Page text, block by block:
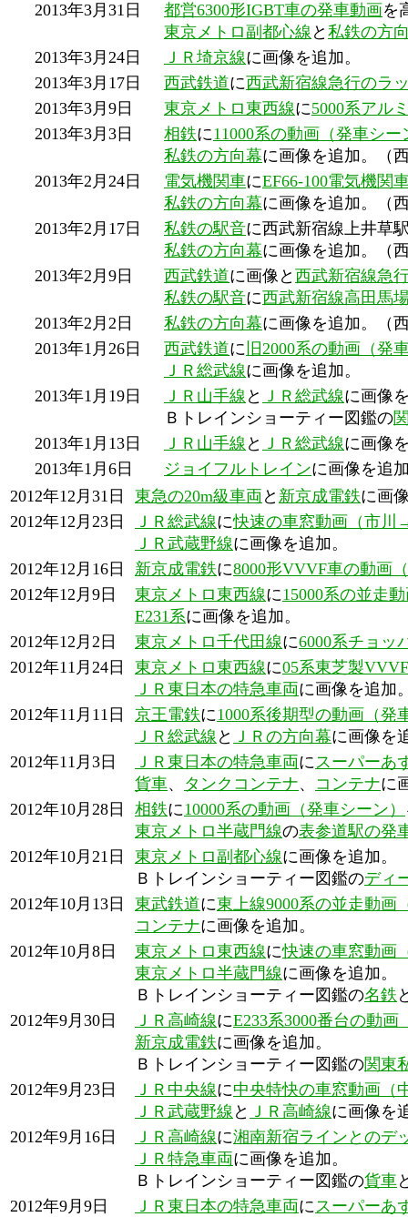
2013年3月31日
都営6300形IGBT車の発車動画を
東京メトロ副都心線 と 私鉄の方
2013年3月24日
ＪＲ埼京線に画像を追加。
2013年3月17日
西武鉄道に西武新宿線急行のラ
2013年3月9日
東京メトロ東西線に5000系アル
2013年3月3日
相鉄に11000系の動画（発車シー
私鉄の方向幕に画像を追加。（
2013年2月24日
電気機関車にEF66-100電気機関
私鉄の方向幕に画像を追加。（
2013年2月17日
私鉄の駅音に西武新宿線上井草
私鉄の方向幕に画像を追加。（
2013年2月9日
西武鉄道に画像と 西武新宿線急
私鉄の駅音に西武新宿線高田馬
2013年2月2日
私鉄の方向幕に画像を追加。（
2013年1月26日
西武鉄道に 旧2000系の動画（発
ＪＲ総武線に画像を追加。
2013年1月19日
ＪＲ山手線 と ＪＲ総武線に画像
Ｂトレインショーティー図鑑の
2013年1月13日
ＪＲ山手線 と ＪＲ総武線に画像
2013年1月6日
ジョイフルトレインに画像を追
2012年12月31日
東急の20m級車両 と 新京成電鉄に画
2012年12月23日
ＪＲ総武線に快速の車窓動画（市川
ＪＲ武蔵野線に画像を追加。
2012年12月16日
新京成電鉄に8000形VVVF車の動画
2012年12月9日
東京メトロ東西線に15000系の並走
E231系に画像を追加。
2012年12月2日
東京メトロ千代田線に6000系チョッ
2012年11月24日
東京メトロ東西線に05系東芝製
ＪＲ東日本の特急車両に画像を追加
2012年11月11日
京王電鉄に1000系後期型の動画（発
ＪＲ総武線 と ＪＲの方向幕に画像を
2012年11月3日
ＪＲ東日本の特急車両にスーパーあ
貨車、 タンクコンテナ、 コンテナに
2012年10月28日
相鉄に10000系の動画（発車シーン）
東京メトロ半蔵門線の表参道駅の発
2012年10月21日
東京メトロ副都心線に画像を追加。
Ｂトレインショーティー図鑑のディ
2012年10月13日
東武鉄道に東上線9000系の並走動
コンテナに画像を追加。
2012年10月8日
東京メトロ東西線に快速の車窓動画
東京メトロ半蔵門線に画像を追加。
Ｂトレインショーティー図鑑の名鉄
2012年9月30日
ＪＲ高崎線にE233系3000番台の動画
新京成電鉄に画像を追加。
Ｂトレインショーティー図鑑の関東
2012年9月23日
ＪＲ中央線に中央特快の車窓動画（
ＪＲ武蔵野線 と ＪＲ高崎線に画像を
2012年9月16日
ＪＲ高崎線に湘南新宿ラインとのデ
ＪＲ特急車両に画像を追加。
Ｂトレインショーティー図鑑の貨車
2012年9月9日
ＪＲ東日本の特急車両にスーパーあ